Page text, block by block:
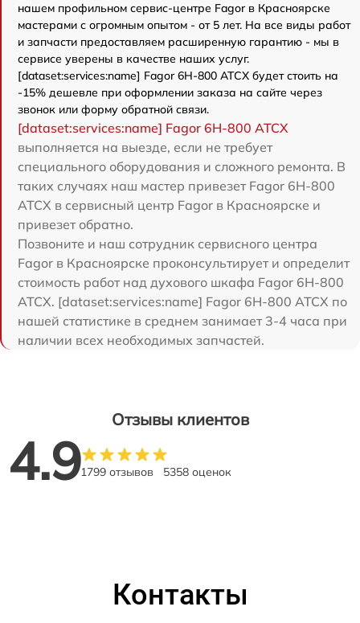
нашем профильном сервис-центре Fagor в Красноярске
мастерами с огромным опытом - от 5 лет. На все виды работ
и запчасти предоставляем расширенную гарантию - мы в
сервисе уверены в качестве наших услуг.
[dataset:services:name] Fagor 6H-800 ATCX будет стоить на
-15% дешевле при оформлении заказа на сайте через
звонок или форму обратной связи.
[dataset:services:name] Fagor 6H-800 ATCX
выполняется на выезде, если не требует
специального оборудования и сложного ремонта. В
таких случаях наш мастер привезет Fagor 6H-800
ATCX в сервисный центр Fagor в Красноярске и
привезет обратно.
Позвоните и наш сотрудник сервисного центра
Fagor в Красноярске проконсультирует и определит
стоимость работ над духового шкафа Fagor 6H-800
ATCX. [dataset:services:name] Fagor 6H-800 ATCX по
нашей статистике в среднем занимает 3-4 часа при
наличии всех необходимых запчастей.
Отзывы клиентов
4.91799 отзывов 5358 оценок
Контакты